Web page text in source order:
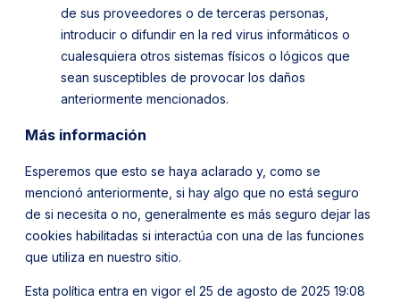
de sus proveedores o de terceras personas,
introducir o difundir en la red virus informáticos o
cualesquiera otros sistemas físicos o lógicos que
sean susceptibles de provocar los daños
anteriormente mencionados.
Más información
Esperemos que esto se haya aclarado y, como se
mencionó anteriormente, si hay algo que no está seguro
de si necesita o no, generalmente es más seguro dejar las
cookies habilitadas si interactúa con una de las funciones
que utiliza en nuestro sitio.
Esta política entra en vigor el 25 de agosto de 2025 19:08